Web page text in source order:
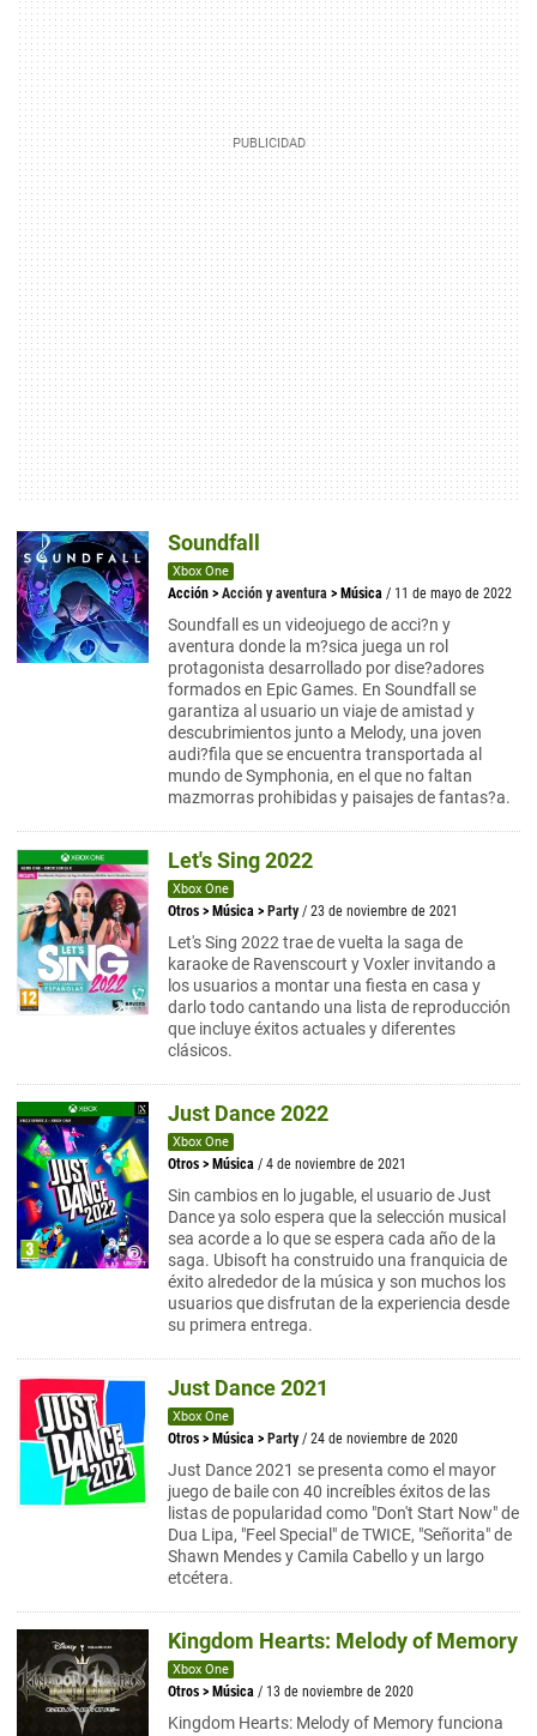
Soundfall
Xbox One
Acción > Acción y aventura > Música / 11 de mayo de 2022
Soundfall es un videojuego de acci?n y
aventura donde la m?sica juega un rol
protagonista desarrollado por dise?adores
formados en Epic Games. En Soundfall se
garantiza al usuario un viaje de amistad y
descubrimientos junto a Melody, una joven
audi?fila que se encuentra transportada al
mundo de Symphonia, en el que no faltan
mazmorras prohibidas y paisajes de fantas?a.
Let's Sing 2022
Xbox One
Otros > Música > Party / 23 de noviembre de 2021
Let's Sing 2022 trae de vuelta la saga de
karaoke de Ravenscourt y Voxler invitando a
los usuarios a montar una fiesta en casa y
darlo todo cantando una lista de reproducción
que incluye éxitos actuales y diferentes
clásicos.
Just Dance 2022
Xbox One
Otros > Música / 4 de noviembre de 2021
Sin cambios en lo jugable, el usuario de Just
Dance ya solo espera que la selección musical
sea acorde a lo que se espera cada año de la
saga. Ubisoft ha construido una franquicia de
éxito alrededor de la música y son muchos los
usuarios que disfrutan de la experiencia desde
su primera entrega.
Just Dance 2021
Xbox One
Otros > Música > Party / 24 de noviembre de 2020
Just Dance 2021 se presenta como el mayor
juego de baile con 40 increíbles éxitos de las
listas de popularidad como "Don't Start Now" de
Dua Lipa, "Feel Special" de TWICE, "Señorita" de
Shawn Mendes y Camila Cabello y un largo
etcétera.
Kingdom Hearts: Melody of Memory
Xbox One
Otros > Música / 13 de noviembre de 2020
Kingdom Hearts: Melody of Memory funciona